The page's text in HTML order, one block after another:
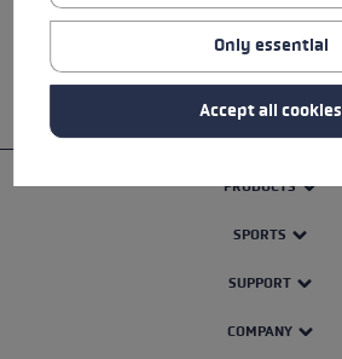
SAFETY INSTRUCTIONS
PRODUCTS
SPORTS
SUPPORT
COMPANY
Only essential
Accept all cookies